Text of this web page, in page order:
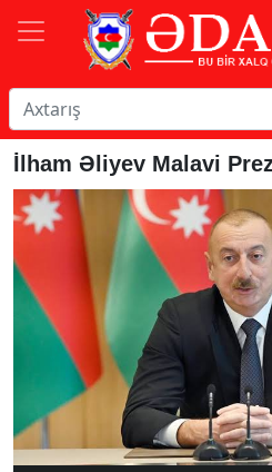
İlham Əliyev Malavi